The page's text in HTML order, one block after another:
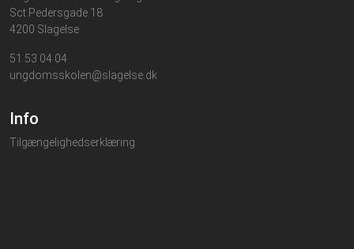
Sct.Pedersgade 18
4200 Slagelse
51 53 04 04
ungdomsskolen@slagelse.dk
Info
Tilgængelighedserklæring